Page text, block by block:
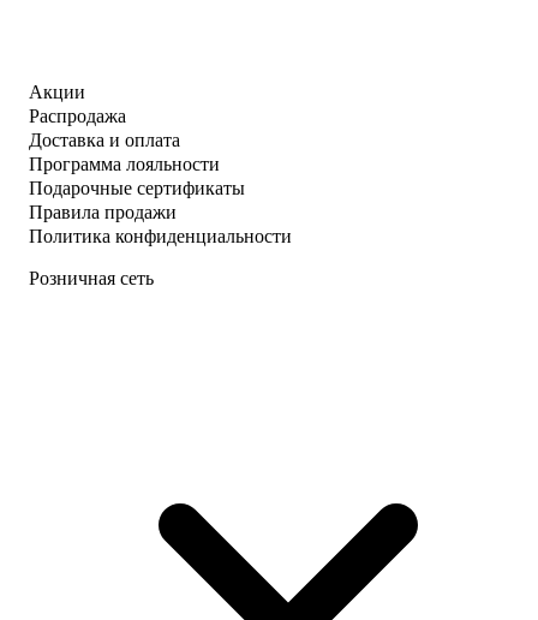
Акции
Распродажа
Доставка и оплата
Программа лояльности
Подарочные сертификаты
Правила продажи
Политика конфиденциальности
Розничная сеть